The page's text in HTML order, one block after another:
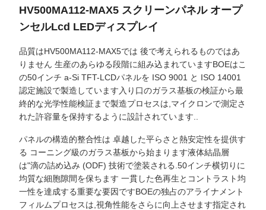
HV500MA112-MAX5 スクリーンパネル オープ
ンセルLcd LEDディスプレイ
品質はHV500MA112-MAX5では 後で考えられるものではあ
りません 生産のあらゆる段階に組み込まれていますBOEはこ
の50インチ a-Si TFT-LCDパネルを ISO 9001 と ISO 14001
認定施設で製造しています入り口のガラス基板の検証から最
終的な光学性能検証まで製造プロセスは,マイクロンで測定さ
れた許容量を保持するように設計されています..
パネルの構造的整合性は 卓越した平らさと熱安定性を提供す
る コーニング級のガラス基板から始まります液体結晶層
は"滴の詰め込み (ODF) 技術で塗装される.50インチ横切りに
均質な細胞隙間を保ちます 一貫した色再生とコントラスト均
一性を達成する重要な要因ですBOEの独占のアライナメント
フィルムプロセスは,視角性能をさらに向上させます指定され